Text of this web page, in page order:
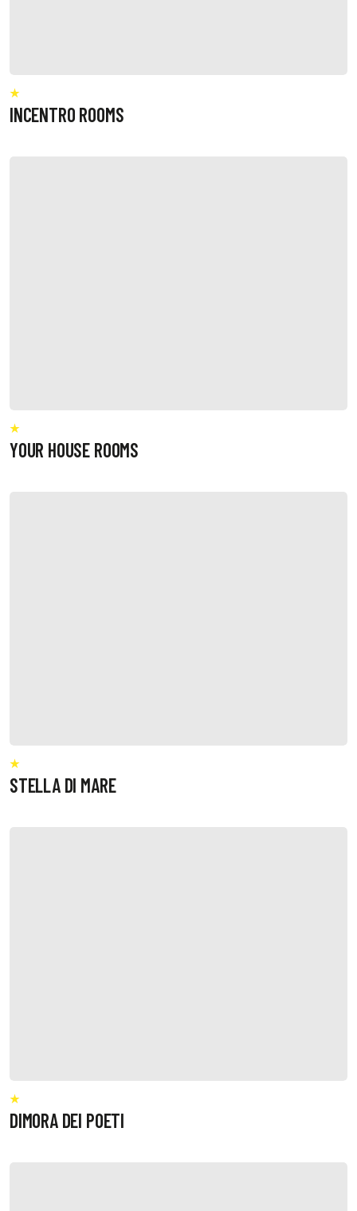
INCENTRO ROOMS
YOUR HOUSE ROOMS
STELLA DI MARE
DIMORA DEI POETI